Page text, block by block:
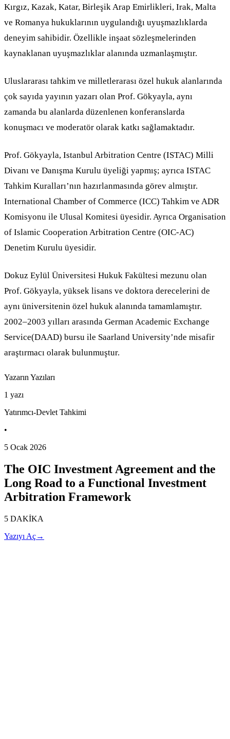
Kırgız, Kazak, Katar, Birleşik Arap Emirlikleri, Irak, Malta
ve Romanya hukuklarının uygulandığı uyuşmazlıklarda
deneyim sahibidir. Özellikle inşaat sözleşmelerinden
kaynaklanan uyuşmazlıklar alanında uzmanlaşmıştır.
Uluslararası tahkim ve milletlerarası özel hukuk alanlarında
çok sayıda yayının yazarı olan Prof. Gökyayla, aynı
zamanda bu alanlarda düzenlenen konferanslarda
konuşmacı ve moderatör olarak katkı sağlamaktadır.
Prof. Gökyayla, Istanbul Arbitration Centre (ISTAC) Milli
Divanı ve Danışma Kurulu üyeliği yapmış; ayrıca ISTAC
Tahkim Kuralları’nın hazırlanmasında görev almıştır.
International Chamber of Commerce (ICC) Tahkim ve ADR
Komisyonu ile Ulusal Komitesi üyesidir. Ayrıca Organisation
of Islamic Cooperation Arbitration Centre (OIC-AC)
Denetim Kurulu üyesidir.
Dokuz Eylül Üniversitesi Hukuk Fakültesi mezunu olan
Prof. Gökyayla, yüksek lisans ve doktora derecelerini de
aynı üniversitenin özel hukuk alanında tamamlamıştır.
2002–2003 yılları arasında German Academic Exchange
Service(DAAD) bursu ile Saarland University’nde misafir
araştırmacı olarak bulunmuştur.
Yazarın Yazıları
1 yazı
Yatırımcı-Devlet Tahkimi
•
5 Ocak 2026
The OIC Investment Agreement and the
Long Road to a Functional Investment
Arbitration Framework
5 DAKİKA
Yazıyı Aç→